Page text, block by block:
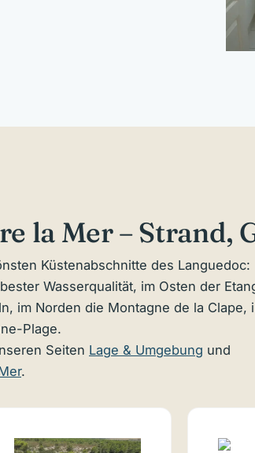
la Mer – Strand,
Küstenabschnitte des Languedoc:
Wasserqualität, im Osten der
im Norden die Montagne de la Clape,
Plage.
Seiten Lage & Umgebung und
.